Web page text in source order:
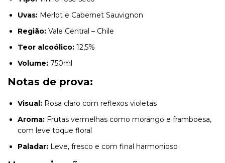
Uvas: Merlot e Cabernet Sauvignon
Região: Vale Central – Chile
Teor alcoólico: 12,5%
Volume: 750ml
Notas de prova:
Visual: Rosa claro com reflexos violetas
Aroma: Frutas vermelhas como morango e framboesa,
com leve toque floral
Paladar: Leve, fresco e com final harmonioso